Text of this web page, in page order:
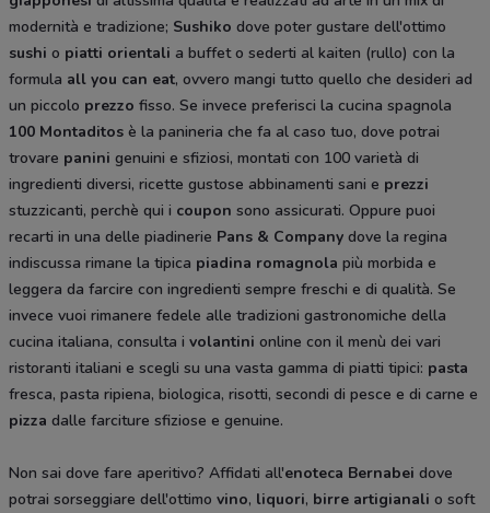
modernità e tradizione; Sushiko dove poter gustare dell'ottimo
sushi o piatti orientali a buffet o sederti al kaiten (rullo) con la
formula all you can eat, ovvero mangi tutto quello che desideri ad
un piccolo prezzo fisso. Se invece preferisci la cucina spagnola
100 Montaditos è la panineria che fa al caso tuo, dove potrai
trovare panini genuini e sfiziosi, montati con 100 varietà di
ingredienti diversi, ricette gustose abbinamenti sani e prezzi
stuzzicanti, perchè qui i coupon sono assicurati. Oppure puoi
recarti in una delle piadinerie Pans & Company dove la regina
indiscussa rimane la tipica piadina romagnola più morbida e
leggera da farcire con ingredienti sempre freschi e di qualità. Se
invece vuoi rimanere fedele alle tradizioni gastronomiche della
cucina italiana, consulta i volantini online con il menù dei vari
ristoranti italiani e scegli su una vasta gamma di piatti tipici: pasta
fresca, pasta ripiena, biologica, risotti, secondi di pesce e di carne e
pizza dalle farciture sfiziose e genuine.
Non sai dove fare aperitivo? Affidati all'enoteca Bernabei dove
potrai sorseggiare dell'ottimo vino, liquori, birre artigianali o soft